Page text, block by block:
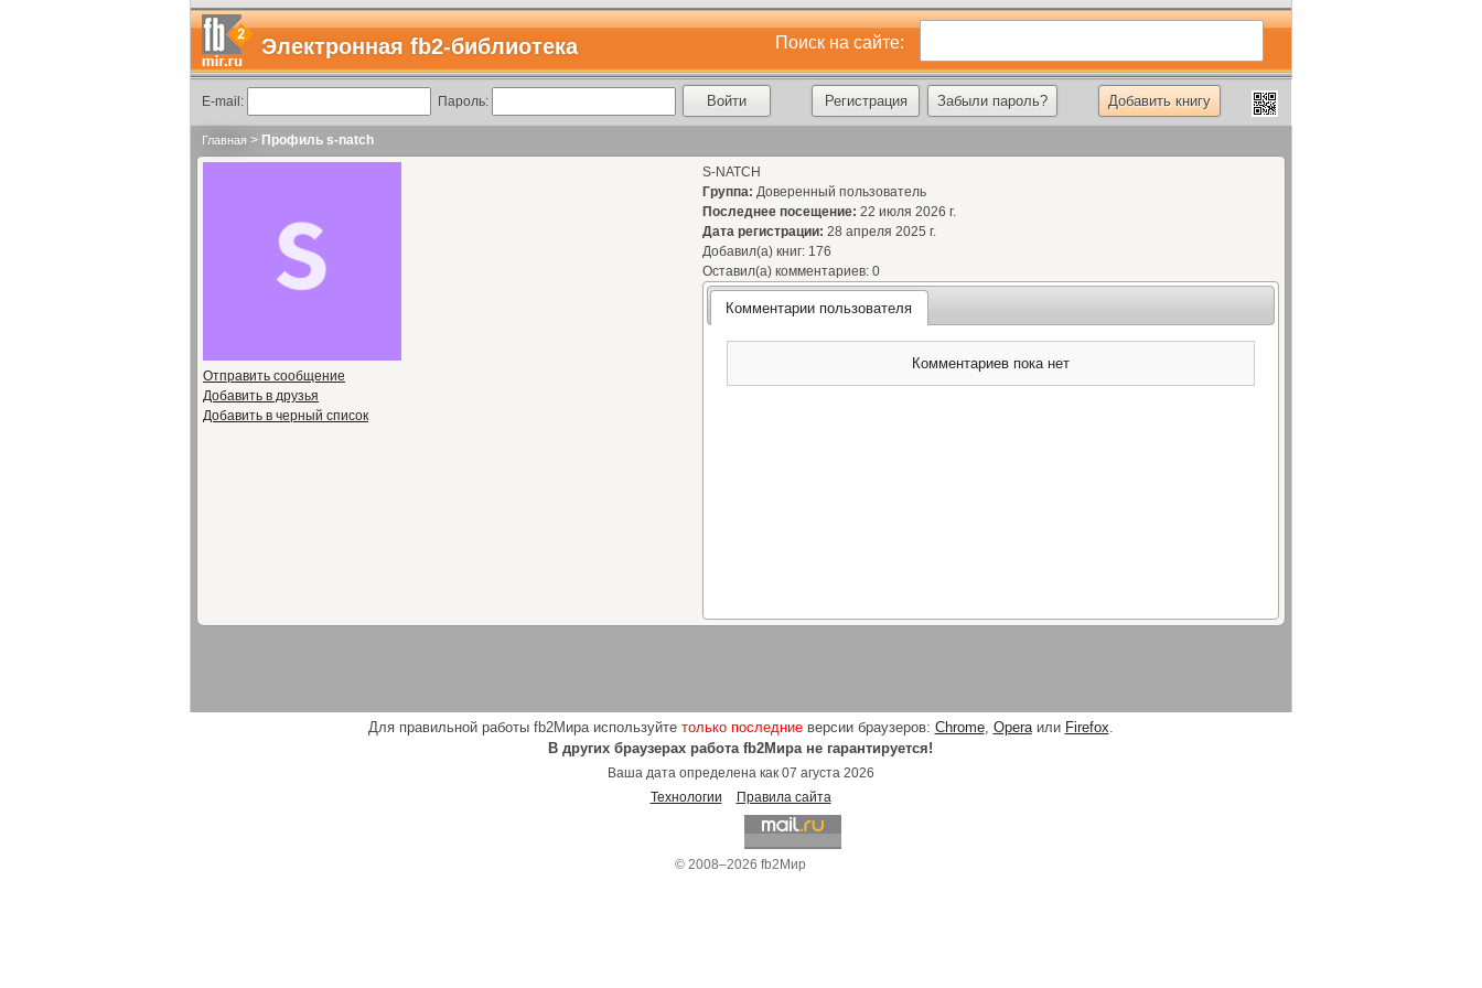
Электронная fb2-библиотека Поиск на сайте:
E-mail: Пароль: Регистрация Забыли пароль? Добавить книгу
Главная > Профиль s-natch
Отправить сообщение
Добавить в друзья
Добавить в черный список
S-NATCH
Группа: Доверенный пользователь
Последнее посещение: 22 июля 2026 г.
Дата регистрации: 28 апреля 2025 г.
Добавил(а) книг: 176
Оставил(а) комментариев: 0
Комментарии пользователя
Комментариев пока нет
Для правильной работы fb2Мира используйте только последниеверсии браузеров: Chrome, Operaили Firefox.
В других браузерах работа fb2Мира не гарантируется!
Ваша дата определена как 07 агуста 2026
Технологии
Правила сайта
© 2008–2026 fb2Мир